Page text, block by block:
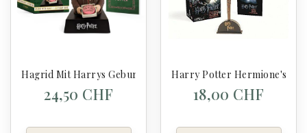
Hagrid Mit Harrys Geburtstagstorte - Harry Potter
24,50 CHF
Harry Potter Hermione's
18,00 CHF